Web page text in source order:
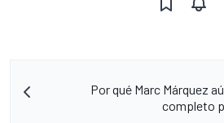
Por qué Marc Márquez
completo